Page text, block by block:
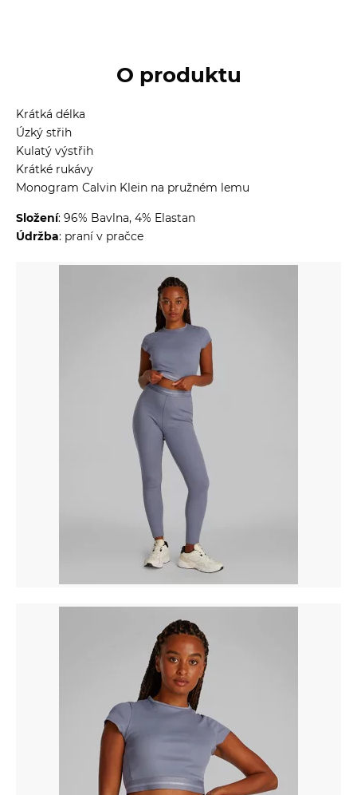
O produktu
Krátká délka
Úzký střih
Kulatý výstřih
Krátké rukávy
Monogram Calvin Klein na pružném lemu
Složení: 96% Bavlna, 4% Elastan
Údržba: praní v pračce